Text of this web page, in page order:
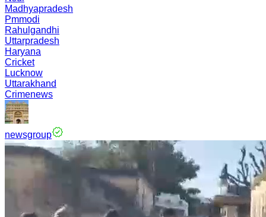
Madhyapradesh
Pmmodi
Rahulgandhi
Uttarpradesh
Haryana
Cricket
Lucknow
Uttarakhand
Crimenews
newsgroup